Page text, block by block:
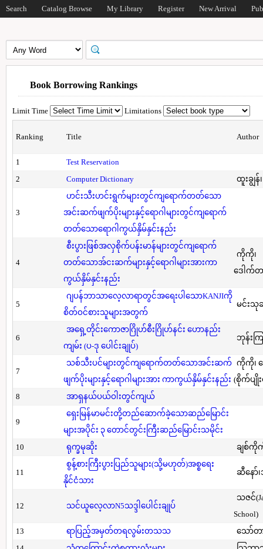
Search Catalog Browse My Library Register New Arrival
Book Borrowing Rankings
Limit Time Limitations
Ranking Title Author
1
Test Reservation
2
Computer Dictionary ထူးချွန်
3
ဟင်းသီးဟင်းရွက်များတွင်ကျရောက်တတ်သော
အင်းဆက်ဖျက်ပိုးများနှင့်ရောဂါများတွင်ကျရောက်
တတ်သောရောဂါကွယ်နှိမ်နှင်းနည်း
4
စီးပွားဖြစ်အလှစိုက်ပန်းမာန်များတွင်ကျရောက်
တတ်သောအ်ငးဆက်များနှင့်ရောဂါများအားကာ
ကွယ်နှိမ်နှင်းနည်း
ကိုကို၊
ဒေါက်တ
5
ဂျပန်ဘာသာလေ့လာရာတွင်အရေးပါသောKANJIကို
စိတ်ဝင်စားသူများအတွက်
မင်းသုခ
6
အရှေ့တိုင်းကောဇာဂြိုဟ်စီးဂြိုဟ်နင်း ဟောနည်း
ကျမ်း (ပ-ဒု ပေါင်းချုပ်)
ဘုန်းက
7
သစ်သီးပင်များတွင်ကျရောက်တတ်သောအင်းဆက်
ဖျက်ပိုးများနှင့်ရောဂါများအား ကာကွယ်နှိမ်နှင်းနည်း
ကိုကို၊
(စိုက်ပျိုး
8
အာရှနယ်ပယ်ဝါးတွင်ကျယ်
9
ရှေးမြန်မာမင်းတို့တည်ဆောက်ခဲ့သောဆည်မြောင်း
များအပိုင်း ၃ တောင်တွင်းကြီးဆည်မြောင်းသမိုင်း
10
ရုက္ခမုဆိုး ချစ်ကို
11
စွန့်စားကြီးပွားပြည်သူများ(သို့မဟုတ်)အစ္စရေး
နိုင်ငံသား
ဆီနော်၊
12 သင်ယူလေ့လာN5သဒ္ဒါပေါင်းချုပ်
သဇင်
School)
13
ရာပြည့်အမှတ်တရလွမ်းတသသ
သော်တ